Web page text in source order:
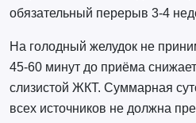
обязательный перерыв 3-4
На голодный желудок не
45-60 минут до приёма
слизистой ЖКТ. Суммарная
всех источников не должна